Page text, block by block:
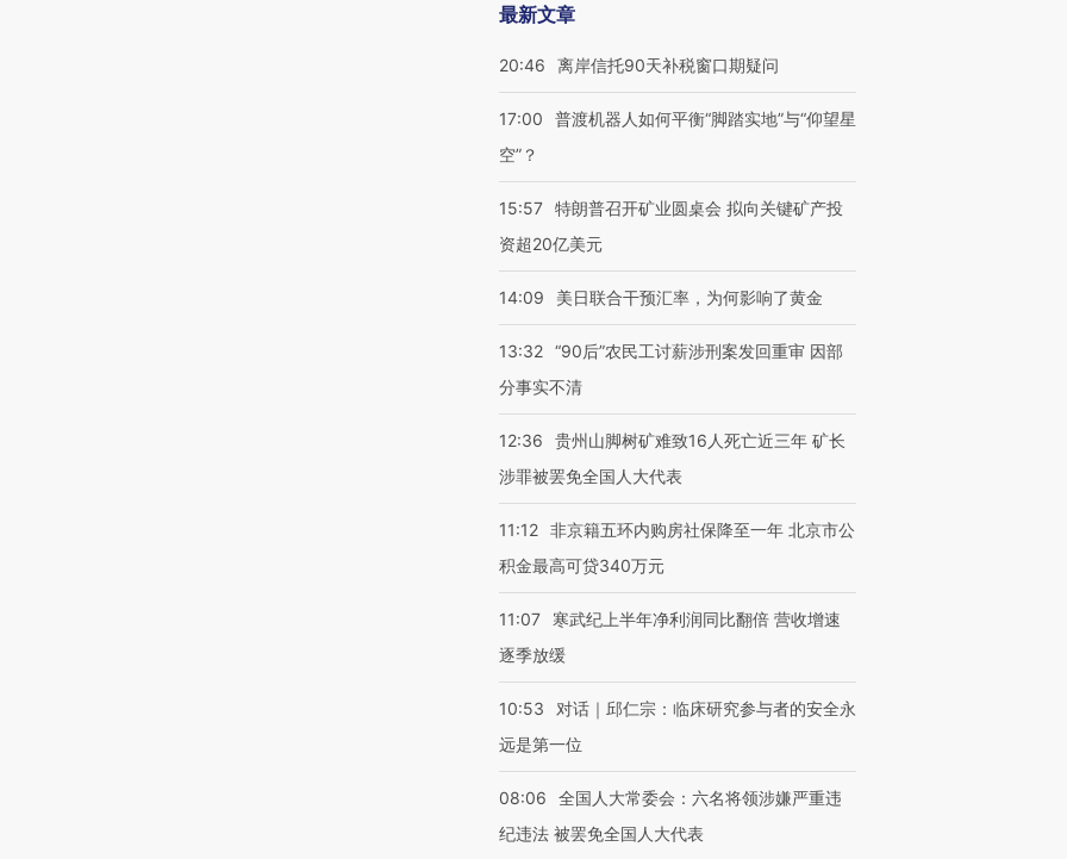
最新文章
20:46 离岸信托90天补税窗口期疑问
17:00
普渡机器人如何平衡“脚踏实地”与“仰望星
空”？
15:57 特朗普召开矿业圆桌会 拟向关键矿产投
资超20亿美元
14:09 美日联合干预汇率，为何影响了黄金
13:32 “90后”农民工讨薪涉刑案发回重审 因部
分事实不清
12:36
贵州山脚树矿难致16人死亡近三年 矿长
涉罪被罢免全国人大代表
11:12 非京籍五环内购房社保降至一年 北京市公
积金最高可贷340万元
11:07
寒武纪上半年净利润同比翻倍 营收增速
逐季放缓
10:53
对话｜邱仁宗：临床研究参与者的安全永
远是第一位
08:06
全国人大常委会：六名将领涉嫌严重违
纪违法 被罢免全国人大代表